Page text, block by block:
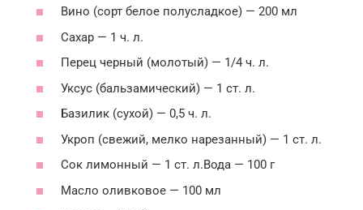
Вино (сорт белое полусладкое) — 200 мл
Сахар — 1 ч. л.
Перец черный (молотый) — 1/4 ч. л.
Уксус (бальзамический) — 1 ст. л.
Базилик (сухой) — 0,5 ч. л.
Укроп (свежий, мелко нарезанный) — 1 ст. л.
Сок лимонный — 1 ст. л.Вода — 100 г
Масло оливковое — 100 мл